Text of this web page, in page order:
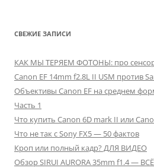
СВЕЖИЕ ЗАПИСИ
КАК МЫ ТЕРЯЕМ ФОТОНЫ: про
Canon EF 14mm f2.8L II USM против
Объективы Canon EF на среднем
Часть 1
Что купить Canon 6D mark II или
Что не так с Sony FX5 — 50 фактов
Кроп или полный кадр? ДЛЯ ВИДЕО
Обзор SIRUI AURORA 35mm f1.4 —